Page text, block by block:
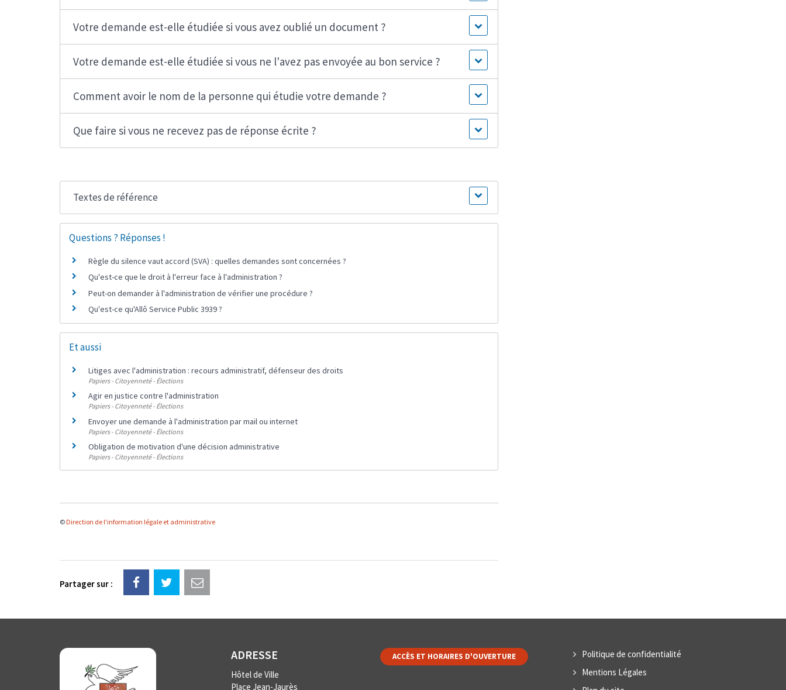
Votre demande est-elle étudiée si vous avez oublié un document ?
Votre demande est-elle étudiée si vous ne l'avez pas envoyée au bon service ?
Comment avoir le nom de la personne qui étudie votre demande ?
Que faire si vous ne recevez pas de réponse écrite ?
Textes de référence
Questions ? Réponses !
Règle du silence vaut accord (SVA) : quelles demandes sont concernées ?
Qu'est-ce que le droit à l'erreur face à l'administration ?
Peut-on demander à l'administration de vérifier une procédure ?
Qu'est-ce qu'Allô Service Public 3939 ?
Et aussi
Litiges avec l'administration : recours administratif, défenseur des droits
Papiers - Citoyenneté - Élections
Agir en justice contre l'administration
Papiers - Citoyenneté - Élections
Envoyer une demande à l'administration par mail ou internet
Papiers - Citoyenneté - Élections
Obligation de motivation d'une décision administrative
Papiers - Citoyenneté - Élections
© Direction de l'information légale et administrative
Partager sur :
ADRESSE
Hôtel de Ville
Place Jean-Jaurès
ACCÈS ET HORAIRES D'OUVERTURE
Politique de confidentialité
Mentions Légales